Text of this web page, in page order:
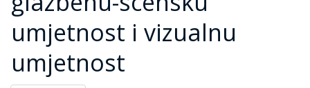
umjetnost i vizualnu
umjetnost